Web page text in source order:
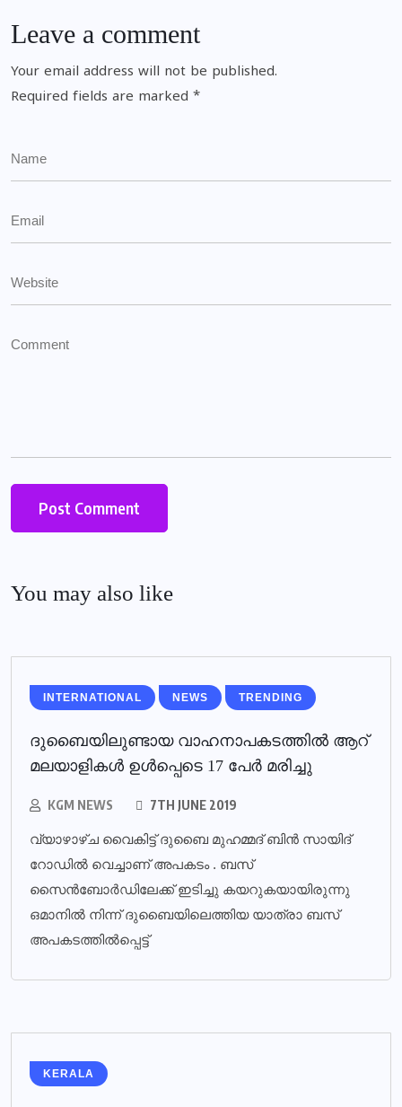
Leave a comment
Your email address will not be published.
Required fields are marked *
You may also like
INTERNATIONAL NEWS TRENDING
ദുബൈയിലുണ്ടായ വാഹനാപകടത്തില്‍ ആറ്
മലയാളികള്‍ ഉള്‍പ്പെടെ 17 പേര്‍ മരിച്ചു
KGM NEWS 7TH JUNE 2019
വ്യാഴാഴ്ച വൈകിട്ട് ദുബൈ മുഹമ്മദ് ബിൻ സായിദ്
റോഡിൽ വെച്ചാണ് അപകടം . ബസ്
സൈൻബോർഡിലേക്ക് ഇടിച്ചു കയറുകയായിരുന്നു
ഒമാനിൽ നിന്ന് ദുബൈയിലെത്തിയ യാത്രാ ബസ്
അപകടത്തിൽപ്പെട്ട്
KERALA